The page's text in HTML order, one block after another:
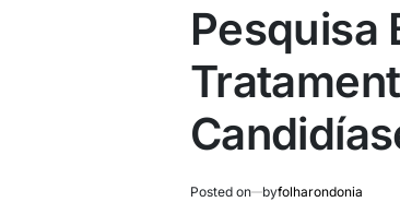
Pesquisa
Posted on byfolharondonia